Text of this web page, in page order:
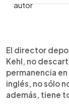
►
El director
Kehl, no
permanencia
inglés, no sólo
además, tiene